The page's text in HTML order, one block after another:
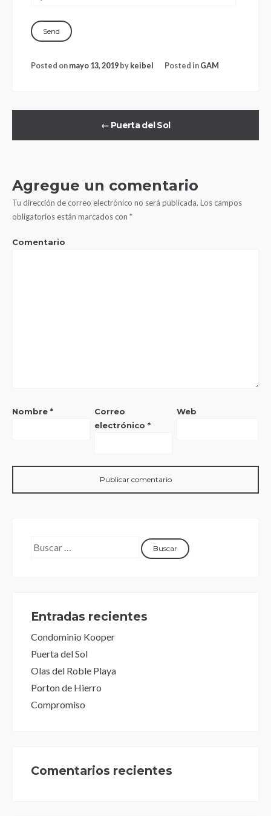
Posted onmayo 13, 2019bykeibel Posted inGAM
←Puerta del Sol
Agregue un comentario
Tu dirección de correo electrónico no será publicada. Los campos
obligatorios están marcados con *
Comentario
Nombre *
Correo
electrónico *
Web
Entradas recientes
Condominio Kooper
Puerta del Sol
Olas del Roble Playa
Porton de Hierro
Compromiso
Comentarios recientes